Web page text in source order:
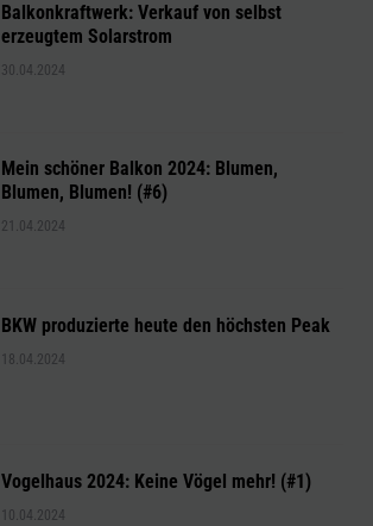
Balkonkraftwerk: Verkauf von selbst
erzeugtem Solarstrom
30.04.2024
Mein schöner Balkon 2024: Blumen,
Blumen, Blumen! (#6)
21.04.2024
BKW produzierte heute den höchsten Peak
18.04.2024
Vogelhaus 2024: Keine Vögel mehr! (#1)
10.04.2024